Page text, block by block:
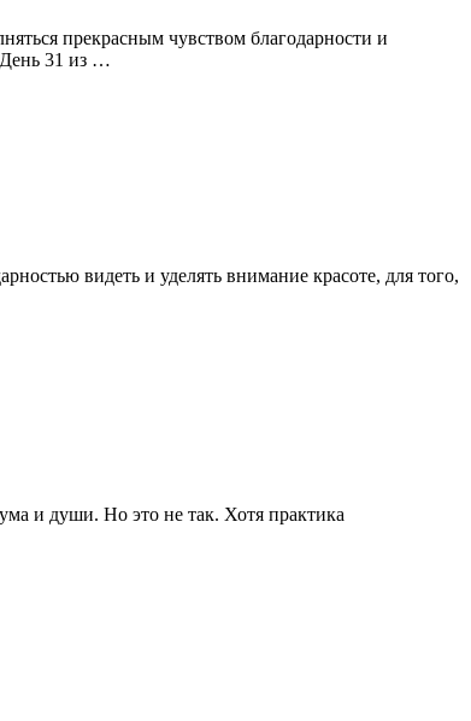
прекрасным чувством благодарности и
День 31 из …
видеть и уделять внимание красоте, для того,
и души. Но это не так. Хотя практика